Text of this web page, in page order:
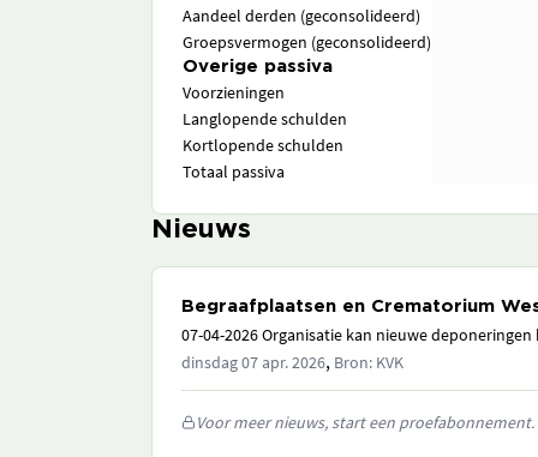
Aandeel derden (geconsolideerd)
Groepsvermogen (geconsolideerd)
Overige passiva
Voorzieningen
Langlopende schulden
Kortlopende schulden
Totaal passiva
Nieuws
Begraafplaatsen en Crematorium
07-04-2026 Organisatie kan nieuwe
dinsdag 07 apr. 2026, Bron: KVK
Voor meer nieuws, start een proefabonnement.